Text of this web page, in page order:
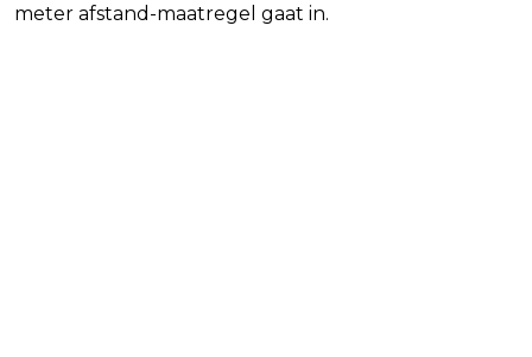
meter afstand-maatregel gaat in.